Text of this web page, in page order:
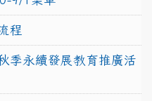
程
季永續發展教育推廣活